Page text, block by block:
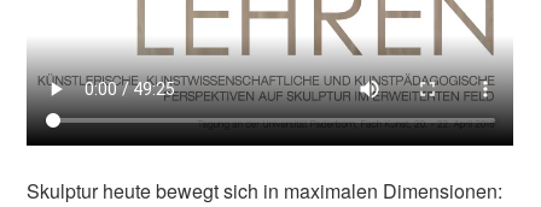
Skulptur heute bewegt sich in maximalen Dimensionen: